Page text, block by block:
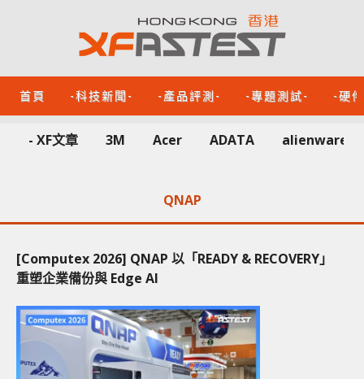
首頁 -科技新聞- -產品評測- -專題測試- -硬
- XF文章 3M Acer ADATA alienware
QNAP
[Computex 2026] QNAP 以「READY & RECOVERY」
重塑企業備份與 Edge AI